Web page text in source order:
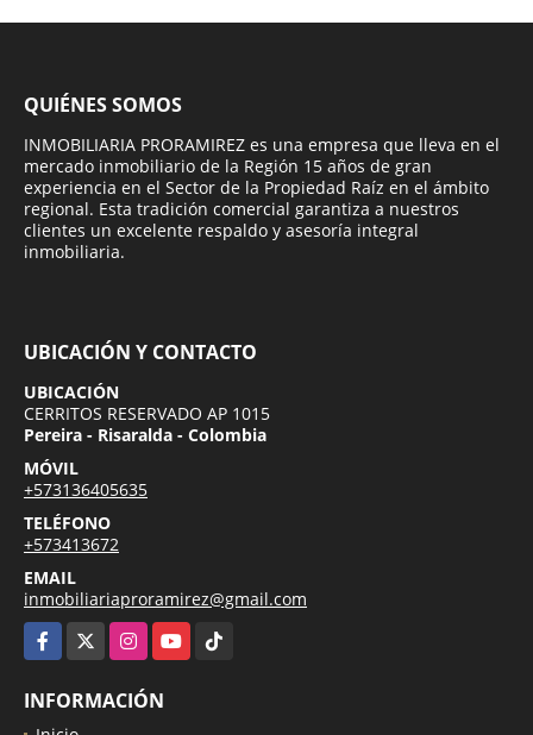
QUIÉNES SOMOS
INMOBILIARIA PRORAMIREZ es una empresa que lleva en el
mercado inmobiliario de la Región 15 años de gran
experiencia en el Sector de la Propiedad Raíz en el ámbito
regional. Esta tradición comercial garantiza a nuestros
clientes un excelente respaldo y asesoría integral
inmobiliaria.
UBICACIÓN Y CONTACTO
UBICACIÓN
CERRITOS RESERVADO AP 1015
Pereira - Risaralda - Colombia
MÓVIL
+573136405635
TELÉFONO
+573413672
EMAIL
inmobiliariaproramirez@gmail.com
Facebook
InstagramYouTubeTikTok
INFORMACIÓN